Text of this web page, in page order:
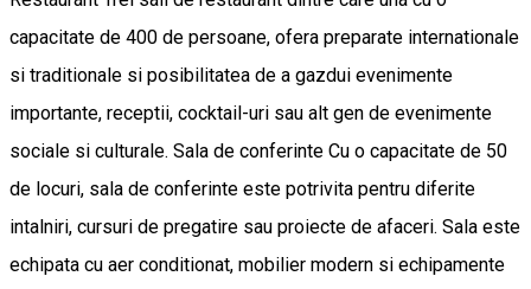
capacitate de 400 de persoane, ofera preparate internationale
si traditionale si posibilitatea de a gazdui evenimente
importante, receptii, cocktail-uri sau alt gen de evenimente
sociale si culturale. Sala de conferinte Cu o capacitate de 50
de locuri, sala de conferinte este potrivita pentru diferite
intalniri, cursuri de pregatire sau proiecte de afaceri. Sala este
echipata cu aer conditionat, mobilier modern si echipamente